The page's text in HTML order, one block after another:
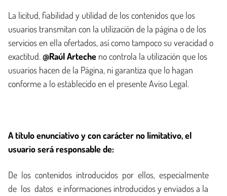
La licitud, fiabilidad y utilidad de los contenidos que los
usuarios transmitan con la utilización de la página o de los
servicios en ella ofertados, así como tampoco su veracidad o
exactitud. @Raúl Arteche no controla la utilización que los
usuarios hacen de la Página, ni garantiza que lo hagan
conforme a lo establecido en el presente Aviso Legal.
A título enunciativo y con carácter no limitativo, el
usuario será responsable de:
De los contenidos introducidos por ellos, especialmente
de los datos e informaciones introducidos y enviados a la